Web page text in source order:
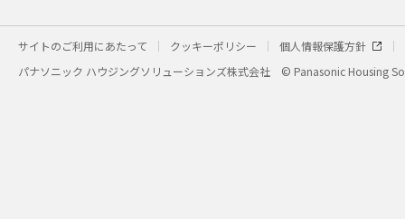
サイトのご利用にあたって クッキーポリシー
個人情報保護方針
パナソニック ハウジングソリューションズ株式会社
© Panasonic Housing